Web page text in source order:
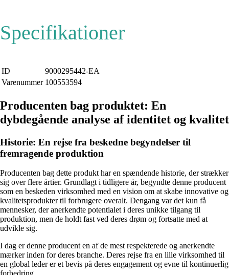
Specifikationer
ID
9000295442-EA
Varenummer 100553594
Producenten bag produktet: En
dybdegående analyse af identitet og kvalitet
Historie: En rejse fra beskedne begyndelser til
fremragende produktion
Producenten bag dette produkt har en spændende historie, der strækker
sig over flere årtier. Grundlagt i tidligere år, begyndte denne producent
som en beskeden virksomhed med en vision om at skabe innovative og
kvalitetsprodukter til forbrugere overalt. Dengang var det kun få
mennesker, der anerkendte potentialet i deres unikke tilgang til
produktion, men de holdt fast ved deres drøm og fortsatte med at
udvikle sig.
I dag er denne producent en af ​​de mest respekterede og anerkendte
mærker inden for deres branche. Deres rejse fra en lille virksomhed til
en global leder er et bevis på deres engagement og evne til kontinuerlig